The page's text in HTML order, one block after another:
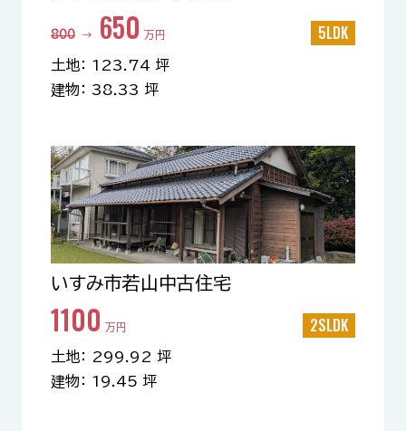
800 → 650 万円 5LDK
土地： 123.74 坪
建物： 38.33 坪
いすみ市若山中古住宅
1100 万円 2SLDK
土地： 299.92 坪
建物： 19.45 坪